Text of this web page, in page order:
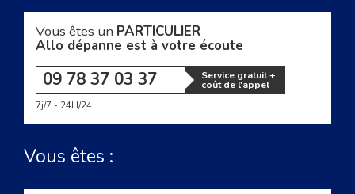
Vous êtes un PARTICULIER
Allo dépanne est à votre écoute
09 78 37 03 37 Service gratuit +
coût de l'appel
7j/7 - 24H/24
Vous êtes :